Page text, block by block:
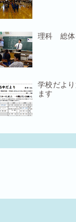
理科 総体
学校だよ
ます